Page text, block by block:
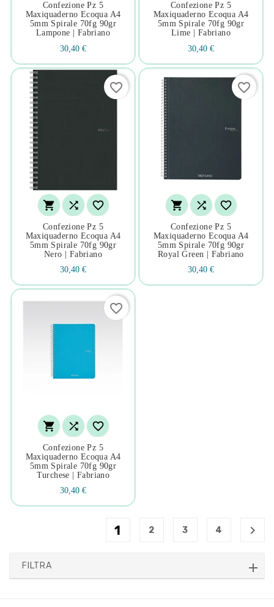
Confezione Pz 5
Maxiquaderno Ecoqua A4
5mm Spirale 70fg 90gr
Lampone | Fabriano
30,40 €
Confezione Pz 5
Maxiquaderno Ecoqua A4
5mm Spirale 70fg 90gr
Lime | Fabriano
30,40 €
  
Confezione Pz 5
Maxiquaderno Ecoqua A4
5mm Spirale 70fg 90gr
Nero | Fabriano
30,40 €
favorite_border
  
Confezione Pz 5
Maxiquaderno Ecoqua A4
5mm Spirale 70fg 90gr
Royal Green | Fabriano
30,40 €
favorite_border
  
Confezione Pz 5
Maxiquaderno Ecoqua A4
5mm Spirale 70fg 90gr
Turchese | Fabriano
30,40 €
favorite_border
1 2 3 4 
FILTRA